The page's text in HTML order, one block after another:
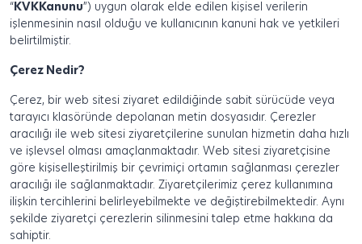
“KVKKanunu”) uygun olarak elde edilen kişisel verilerin
işlenmesinin nasıl olduğu ve kullanıcının kanuni hak ve yetkileri
belirtilmiştir.
Çerez Nedir?
Çerez, bir web sitesi ziyaret edildiğinde sabit sürücüde veya
tarayıcı klasöründe depolanan metin dosyasıdır. Çerezler
aracılığı ile web sitesi ziyaretçilerine sunulan hizmetin daha hızlı
ve işlevsel olması amaçlanmaktadır. Web sitesi ziyaretçisine
göre kişiselleştirilmiş bir çevrimiçi ortamın sağlanması çerezler
aracılığı ile sağlanmaktadır. Ziyaretçilerimiz çerez kullanımına
ilişkin tercihlerini belirleyebilmekte ve değiştirebilmektedir. Aynı
şekilde ziyaretçi çerezlerin silinmesini talep etme hakkına da
sahiptir.